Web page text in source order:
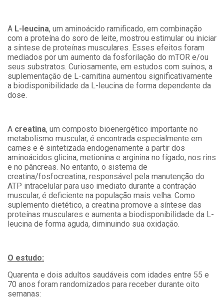
A L-leucina, um aminoácido ramificado, em combinação
com a proteína do soro de leite, mostrou estimular ou iniciar
a síntese de proteínas musculares. Esses efeitos foram
mediados por um aumento da fosforilação do mTOR e/ou
seus substratos. Curiosamente, em estudos com suínos, a
suplementação de L-carnitina aumentou significativamente
a biodisponibilidade da L-leucina de forma dependente da
dose.
A creatina, um composto bioenergético importante no
metabolismo muscular, é encontrada especialmente em
carnes e é sintetizada endogenamente a partir dos
aminoácidos glicina, metionina e arginina no fígado, nos rins
e no pâncreas. No entanto, o sistema de
creatina/fosfocreatina, responsável pela manutenção do
ATP intracelular para uso imediato durante a contração
muscular, é deficiente na população mais velha. Como
suplemento dietético, a creatina promove a síntese das
proteínas musculares e aumenta a biodisponibilidade da L-
leucina de forma aguda, diminuindo sua oxidação.
O estudo:
Quarenta e dois adultos saudáveis com idades entre 55 e
70 anos foram randomizados para receber durante oito
semanas: